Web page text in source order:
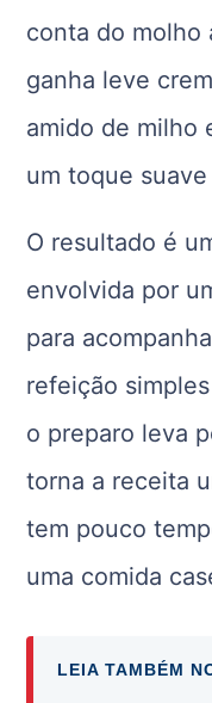
conta do molho
ganha leve
amido de milho
um toque
O resultado é
envolvida por
para
refeição
o preparo leva
torna a receita
tem pouco
uma comida
LEIA TAMBÉM